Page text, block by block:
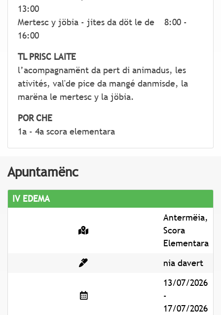
13:00
Mertesc y jöbia - jites da döt le de 8:00 -
16:00
TL PRISC LAITE
l’acompagnamënt da pert di animadus, les
ativités, val'de pice da mangé danmisde, la
marëna le mertesc y la jöbia.
POR CHE
1a - 4a scora elementara
Apuntamënc
IV EDEMA
Antermëia,
Scora
Elementara
nia davert
13/07/2026
-
17/07/2026